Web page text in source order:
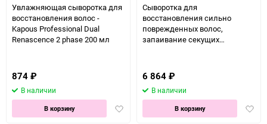
Увлажняющая сыворотка для
восстановления волос -
Kapous Professional Dual
Renascence 2 phase 200 мл
874 ₽
В наличии
Добавить
В корзину
Сыворотка для
восстановления сильно
поврежденных волос,
запаивание секущих
Resistance Serum Therapiste
Dual Treatment Fiber Quality
Renewal Care 30 мл
6 864 ₽
В наличии
В корзину